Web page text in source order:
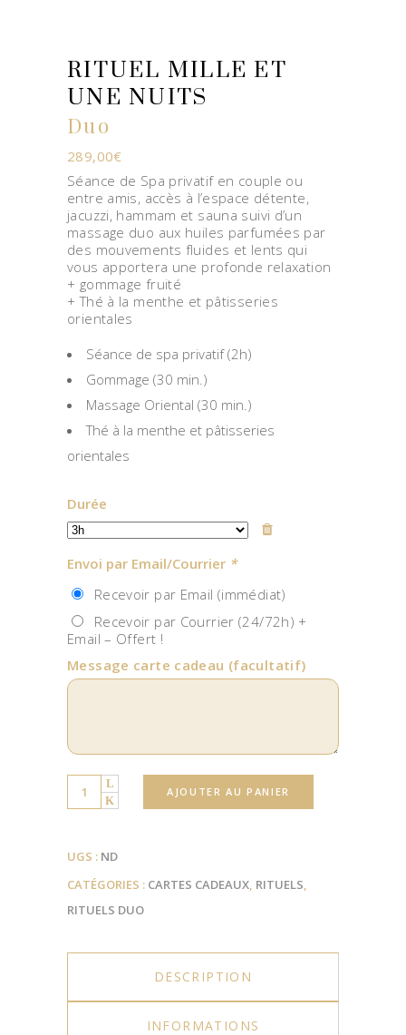
RITUEL MILLE ET
UNE NUITS
Duo
289,00€
Séance de Spa privatif en couple ou
entre amis, accès à l’espace détente,
jacuzzi, hammam et sauna suivi d’un
massage duo aux huiles parfumées par
des mouvements fluides et lents qui
vous apportera une profonde relaxation
+ gommage fruité
+ Thé à la menthe et pâtisseries
orientales
Séance de spa privatif (2h)
Gommage (30 min.)
Massage Oriental (30 min.)
Thé à la menthe et pâtisseries
orientales
Durée
Envoi par Email/Courrier *
Recevoir par Email (immédiat)
Recevoir par Courrier (24/72h) +
Email – Offert !
Message carte cadeau (facultatif)
Quantity AJOUTER AU PANIER
UGS : ND
CATÉGORIES : CARTES CADEAUX, RITUELS,
RITUELS DUO
DESCRIPTION
INFORMATIONS